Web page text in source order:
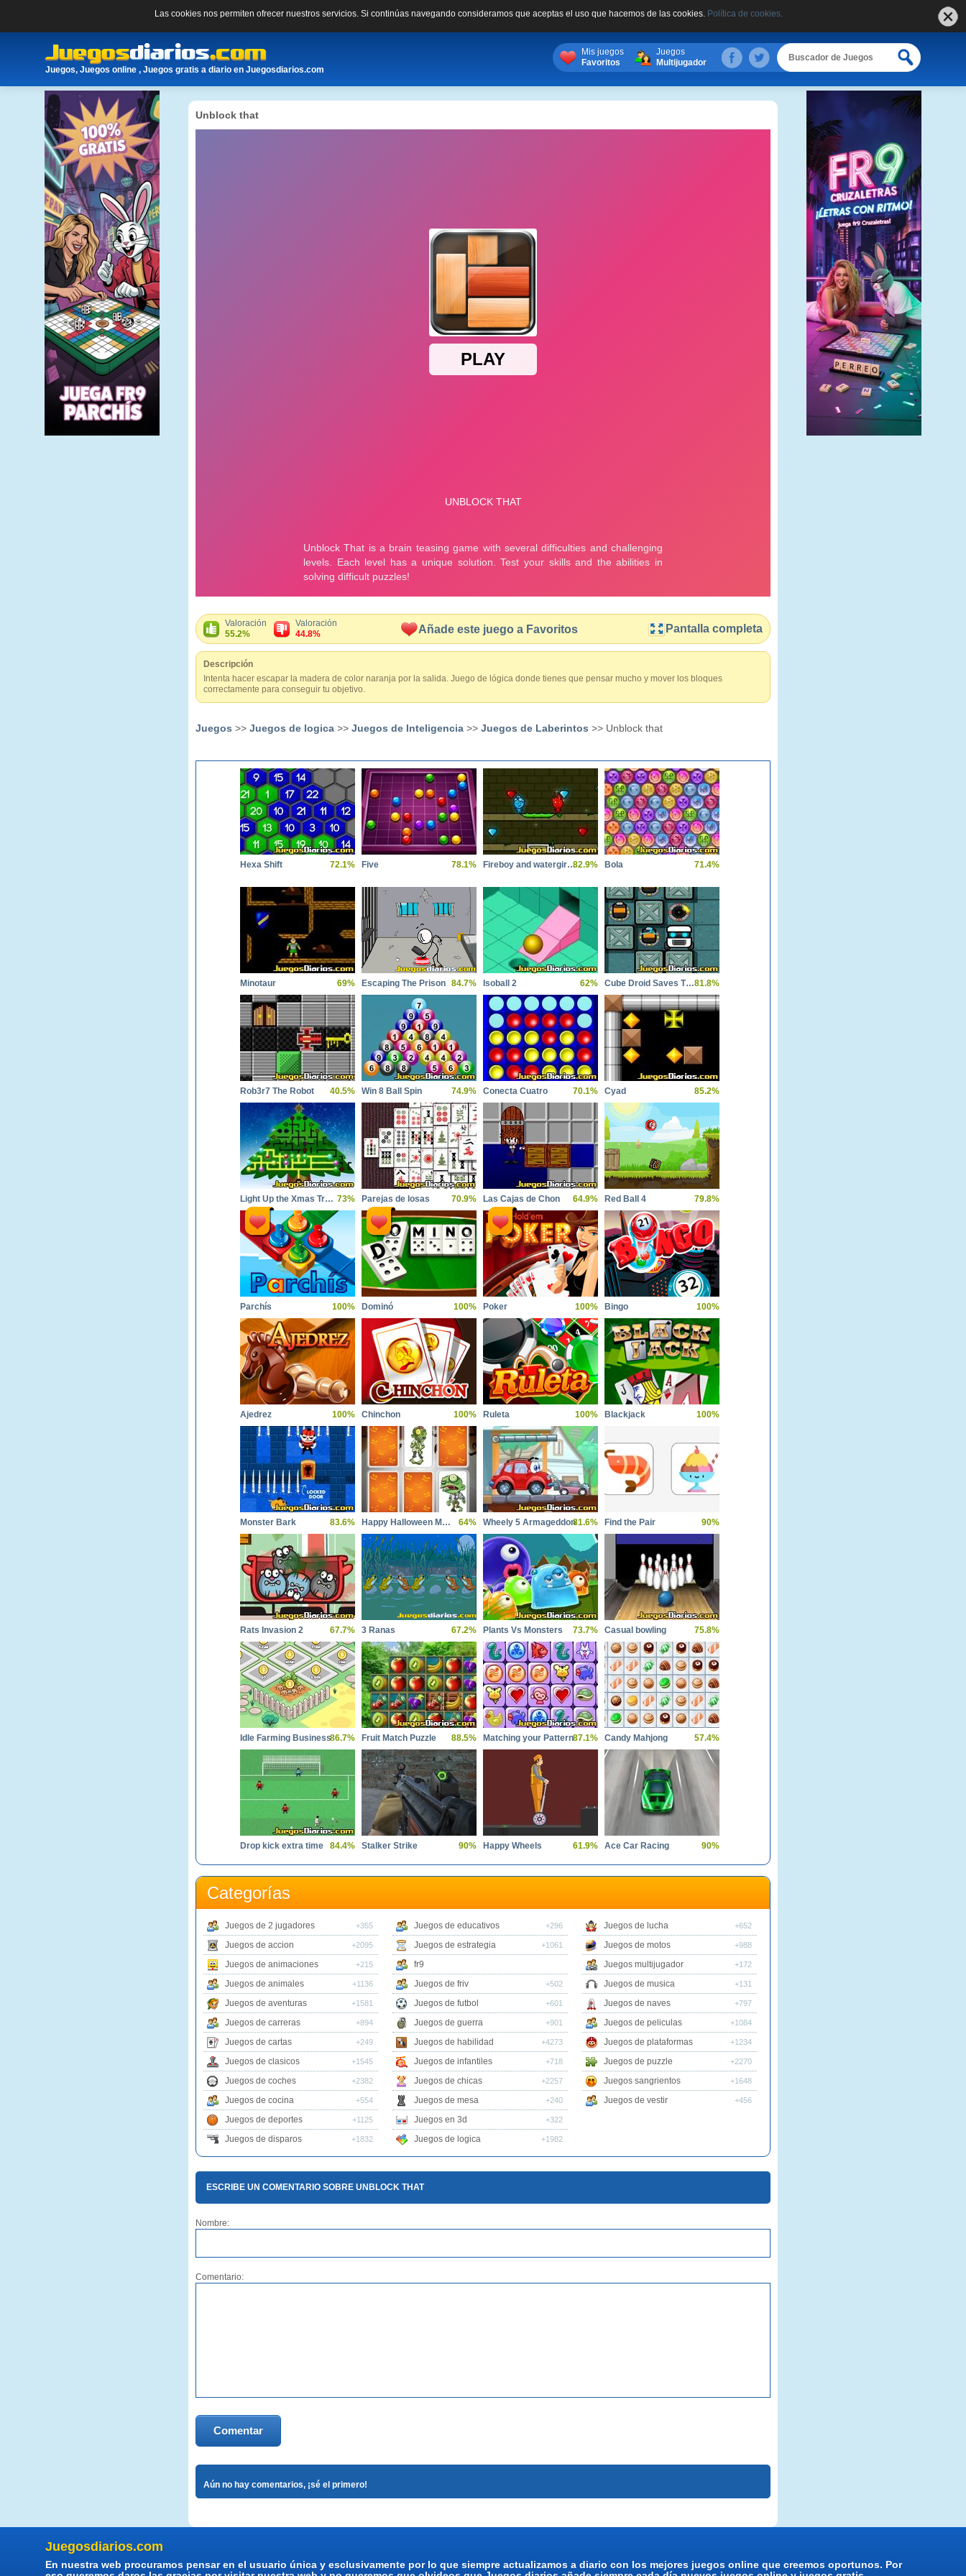
Las cookies nos permiten ofrecer nuestros servicios. Si continúas navegando consideramos que aceptas el uso que hacemos de las cookies. Política de cookies.
Juegos, Juegos online , Juegos gratis a diario en Juegosdiarios.com
Mis juegos
Favoritos
Juegos
Multijugador
Unblock that
Valoración
55.2%
Valoración
44.8%
Añade este juego a Favoritos Pantalla completa
Descripción
Intenta hacer escapar la madera de color naranja por la salida. Juego de lógica donde tienes que pensar mucho y mover los bloques
correctamente para conseguir tu objetivo.
Juegos >> Juegos de logica >> Juegos de Inteligencia >> Juegos de Laberintos >> Unblock that
Hexa Shift 72.1% Five 78.1% Fireboy and watergirl 5 elements82.9% Bola 71.4%
Minotaur 69% Escaping The Prison 84.7% Isoball 2 62% Cube Droid Saves The Galaxy81.8%
Rob3r7 The Robot 40.5% Win 8 Ball Spin 74.9% Conecta Cuatro 70.1% Cyad 85.2%
Light Up the Xmas Tree 73% Parejas de losas 70.9% Las Cajas de Chon 64.9% Red Ball 4 79.8%
Parchís 100% Dominó 100% Poker 100% Bingo 100%
Ajedrez 100% Chinchon 100% Ruleta 100% Blackjack 100%
Monster Bark 83.6% Happy Halloween Memory 64% Wheely 5 Armageddon81.6% Find the Pair 90%
Rats Invasion 2 67.7% 3 Ranas 67.2% Plants Vs Monsters 73.7% Casual bowling 75.8%
Idle Farming Business86.7% Fruit Match Puzzle 88.5% Matching your Pattern87.1% Candy Mahjong 57.4%
Drop kick extra time 84.4% Stalker Strike 90% Happy Wheels 61.9% Ace Car Racing 90%
Categorías
Juegos de 2 jugadores +355
Juegos de accion +2095
Juegos de animaciones +215
Juegos de animales +1136
Juegos de aventuras +1581
Juegos de carreras +894
Juegos de cartas +249
Juegos de clasicos +1545
Juegos de coches +2382
Juegos de cocina +554
Juegos de deportes +1125
Juegos de disparos +1832
Juegos de educativos +296
Juegos de estrategia +1061
fr9
Juegos de friv
+502
Juegos de futbol +601
Juegos de guerra +901
Juegos de habilidad +4273
Juegos de infantiles +718
Juegos de chicas +2257
Juegos de mesa +240
Juegos en 3d +322
Juegos de logica +1982
Juegos de lucha +652
Juegos de motos +988
Juegos multijugador +172
Juegos de musica +131
Juegos de naves +797
Juegos de peliculas +1084
Juegos de plataformas +1234
Juegos de puzzle +2270
Juegos sangrientos +1648
Juegos de vestir +456
ESCRIBE UN COMENTARIO SOBRE UNBLOCK THAT
Nombre:
Comentario:
Comentar
Aún no hay comentarios, ¡sé el primero!
Juegosdiarios.com
En nuestra web procuramos pensar en el usuario única y esclusivamente por lo que siempre actualizamos a diario con los mejores juegos online que creemos oportunos. Por